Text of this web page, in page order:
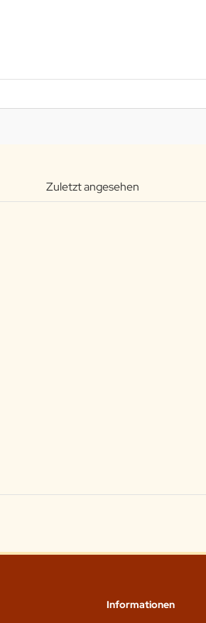
Zuletzt angesehen
Informationen